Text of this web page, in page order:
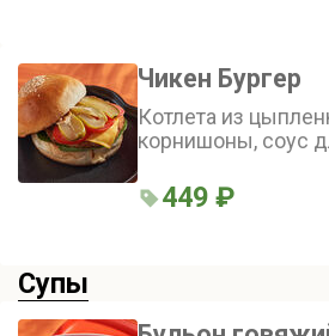
Чикен Бургер
Котлета из
корнишоны, соус
449 ₽
Супы